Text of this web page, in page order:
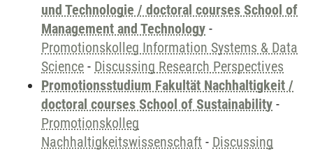
und Technologie / doctoral courses School of
Management and Technology -
Promotionskolleg Information Systems & Data
Science - Discussing Research Perspectives
Promotionsstudium Fakultät Nachhaltigkeit /
doctoral courses School of Sustainability -
Promotionskolleg
Nachhaltigkeitswissenschaft - Discussing